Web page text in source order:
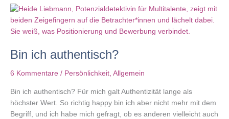
Bin ich authentisch?
6 Kommentare / Persönlichkeit, Allgemein
Bin ich authentisch? Für mich galt Authentizität lange als
höchster Wert. So richtig happy bin ich aber nicht mehr mit dem
Begriff, und ich habe mich gefragt, ob es anderen vielleicht auch